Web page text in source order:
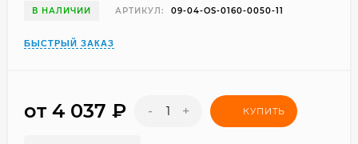
В НАЛИЧИИ АРТИКУЛ: 09-04-OS-0160-0050-11
БЫСТРЫЙ ЗАКАЗ
от 4 037 ₽ - + КУПИТЬ